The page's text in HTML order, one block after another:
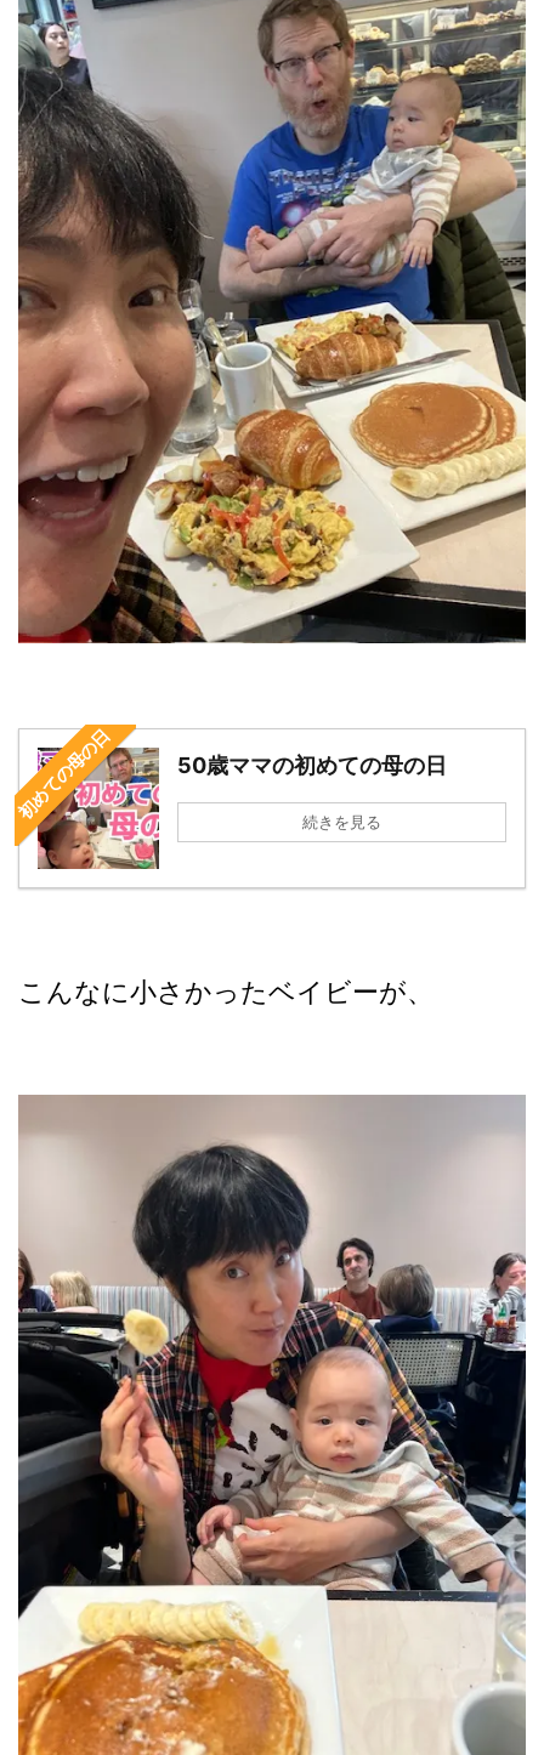
初めての母の日 50歳ママの初めての母の日
続きを見る
こんなに小さかったベイビーが、